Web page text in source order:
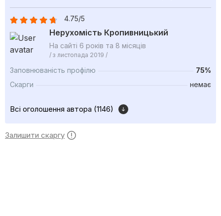
4.75/5
Нерухомість Кропивницький
На сайті 6 років та 8 місяців
/ з листопада 2019 /
Заповнюваність профілю
75%
Скарги
немає
Всі оголошення автора (1146)
Залишити скаргу